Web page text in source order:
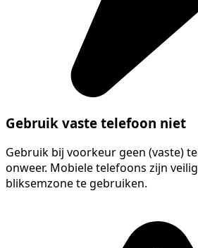
Gebruik vaste telefoon niet
Gebruik bij voorkeur geen (vaste)
onweer. Mobiele telefoons zijn
bliksemzone te gebruiken.